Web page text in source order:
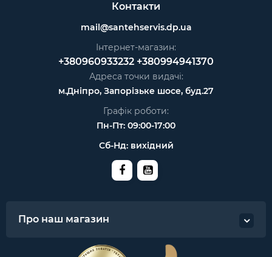
Контакти
mail@santehservis.dp.ua
Інтернет-магазин:
+380960933232 +380994941370
Адреса точки видачі:
м.Дніпро, Запорізьке шосе, буд.27
Графік роботи:
Пн-Пт: 09:00-17:00
Сб-Нд: вихідний
Про наш магазин